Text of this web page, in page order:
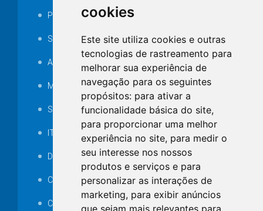
cookies
Este site utiliza cookies e outras
tecnologias de rastreamento para
melhorar sua experiência de
navegação para os seguintes
propósitos: para ativar a
funcionalidade básica do site,
para proporcionar uma melhor
experiência no site, para medir o
seu interesse nos nossos
produtos e serviços e para
personalizar as interações de
marketing, para exibir anúncios
que sejam mais relevantes para
Portarias
SAMAE
Audiência pública
MANUTENÇÃO DE ILUMINAÇÃO PÚBLICA
Serviços Técnicos TI
ITR
Desapropriações
Catalogo Eletrônico de Padronização
Consórcios Municipais